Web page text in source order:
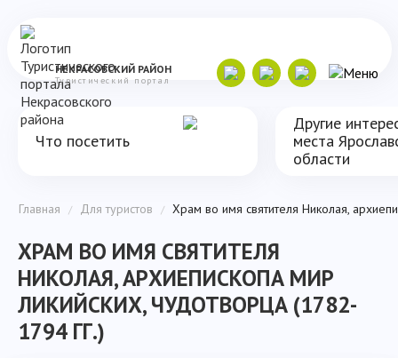
НЕКРАСОВСКИЙРАЙОН
Туристический портал
Что посетить
Другие
места
области
Главная / Для туристов / Храм во имя святителя Николая,
ХРАМ ВО ИМЯ СВЯТИТЕЛЯ
НИКОЛАЯ, АРХИЕПИСКОПА МИР
ЛИКИЙСКИХ, ЧУДОТВОРЦА (1782-
1794 ГГ.)